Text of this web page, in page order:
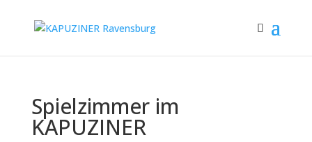
Spielzimmer im
KAPUZINER